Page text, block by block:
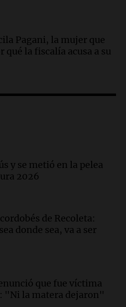
clave sobre el
Dolores
jueves
el casino en la
educativos
Pagani, la mujer que
la fiscalía acusa a su
y se metió en la pelea
2026
de Recoleta:
donde sea, va a ser
que fue víctima
"Ni la matera dejaron"